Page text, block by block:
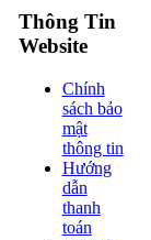
Thông Tin
Website
Chính
sách bảo
mật
thông tin
Hướng
dẫn
thanh
toán